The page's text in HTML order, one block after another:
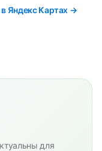
Яндекс Картах →
для